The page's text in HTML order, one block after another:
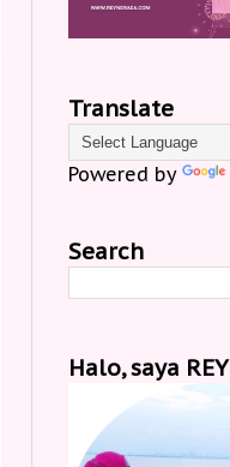
Translate
Powered by
Search
Halo, saya REY